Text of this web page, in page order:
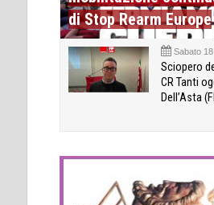
di Stop Rearm Europe
Sabato
Sciopero
CR Tanti
Dell’Asta